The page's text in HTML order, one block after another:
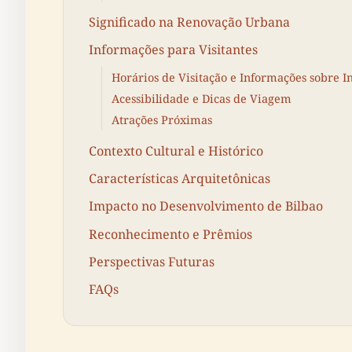
Significado na Renovação Urbana
Informações para Visitantes
Horários de Visitação e Informações sobre
Acessibilidade e Dicas de Viagem
Atrações Próximas
Contexto Cultural e Histórico
Características Arquitetônicas
Impacto no Desenvolvimento de Bilbao
Reconhecimento e Prêmios
Perspectivas Futuras
FAQs